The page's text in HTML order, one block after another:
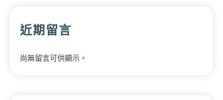
近期留言
尚無留言可供顯示。